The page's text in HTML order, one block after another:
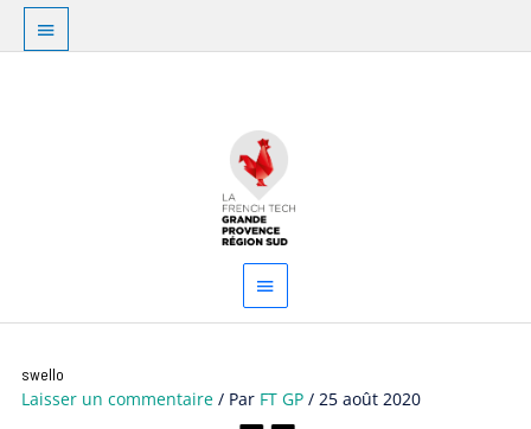
Aller
contenu
Au
dessus
principal
swello
Laisser un commentaire / Par FT GP/25 août 2020